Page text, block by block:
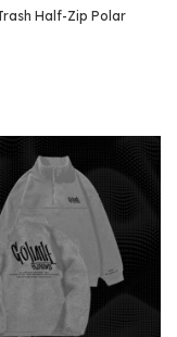
Half-Zip Polar